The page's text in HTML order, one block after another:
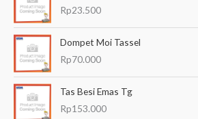
Rp23.500
Dompet Moi Tassel
Rp70.000
Tas Besi Emas Tg
Rp153.000